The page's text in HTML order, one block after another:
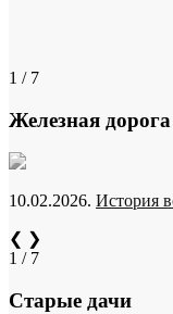
1 / 7
Железная дорога
10.02.2026. История
❮ ❯
1 / 7
Старые дачи